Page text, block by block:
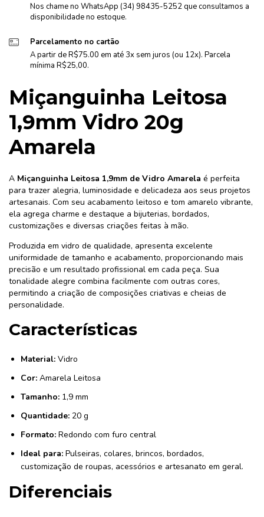
Nos chame no WhatsApp (34) 98435-5252 que consultamos a
disponibilidade no estoque.
Parcelamento no cartão
A partir de R$75.00 em até 3x sem juros (ou 12x). Parcela
mínima R$25,00.
Miçanguinha Leitosa
1,9mm Vidro 20g
Amarela
A Miçanguinha Leitosa 1,9mm de Vidro Amarela é perfeita
para trazer alegria, luminosidade e delicadeza aos seus projetos
artesanais. Com seu acabamento leitoso e tom amarelo vibrante,
ela agrega charme e destaque a bijuterias, bordados,
customizações e diversas criações feitas à mão.
Produzida em vidro de qualidade, apresenta excelente
uniformidade de tamanho e acabamento, proporcionando mais
precisão e um resultado profissional em cada peça. Sua
tonalidade alegre combina facilmente com outras cores,
permitindo a criação de composições criativas e cheias de
personalidade.
Características
Material: Vidro
Cor: Amarela Leitosa
Tamanho: 1,9 mm
Quantidade: 20 g
Formato: Redondo com furo central
Ideal para: Pulseiras, colares, brincos, bordados,
customização de roupas, acessórios e artesanato em geral.
Diferenciais